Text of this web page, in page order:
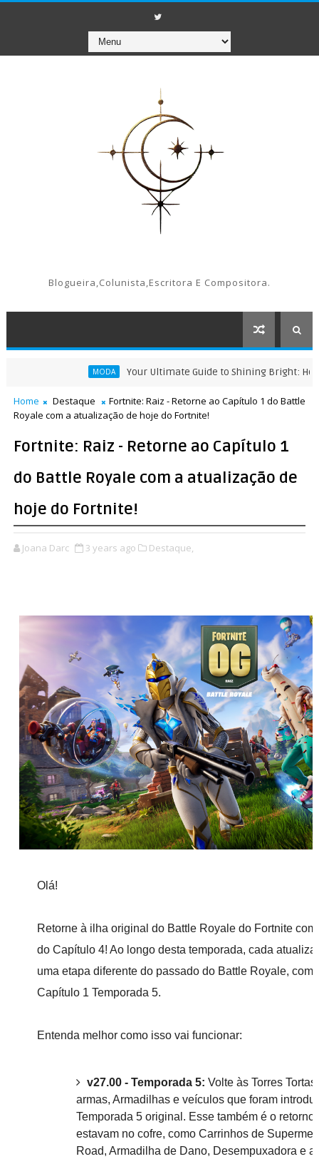
Blogueira,colunista,escritora E Compositora.
Your Ultimate Guide to Shining Bright: How to
Home Destaque
Fortnite: Raiz - Retorne ao Capítulo 1 do Battle
Royale com a atualização de hoje do Fortnite!
Fortnite: Raiz - Retorne ao Capítulo 1
do Battle Royale com a atualização de
hoje do Fortnite!
Joana Darc 3 years ago Destaque,
Olá!
Retorne à ilha original do Battle Royale do Fortnite
do Capítulo 4! Ao longo desta temporada, cada
uma etapa diferente do passado do Battle Royale,
Capítulo 1 Temporada 5.
Entenda melhor como isso vai funcionar:
v27.00 - Temporada 5: Volte às Torres
armas, Armadilhas e veículos que foram
Temporada 5 original. Esse também é o retorno
estavam no cofre, como Carrinhos de
Road, Armadilha de Dano, Desempuxadora e a